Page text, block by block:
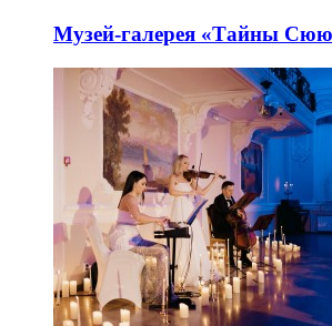
Музей-галерея «Тайны